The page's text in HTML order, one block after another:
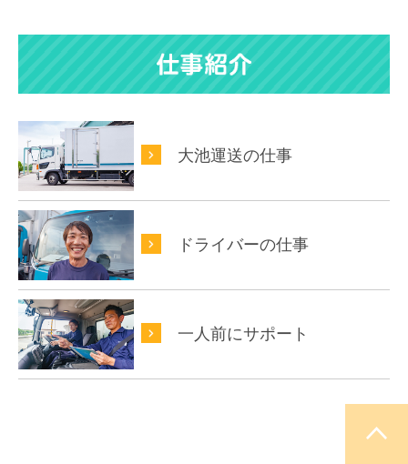
大池運送の仕事
ドライバーの仕事
一人前にサポート